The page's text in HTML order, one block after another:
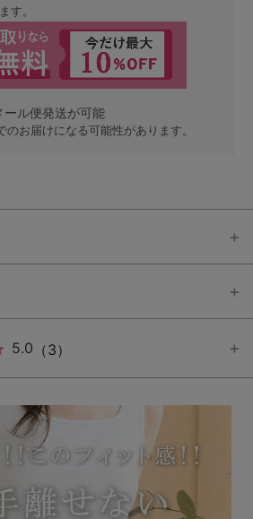
す。
ール便発送が可能
お届けになる可能性があります。
5.0 （3）